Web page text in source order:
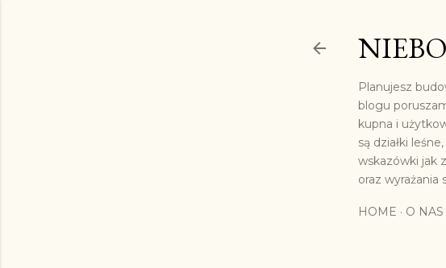
Planujesz
blogu
kupna i
są działki
wskazówki jak
oraz wyrażania
HOME O NAS